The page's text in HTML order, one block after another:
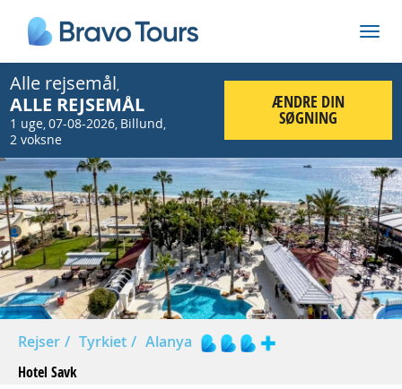
Alle rejsemål,
ALLE REJSEMÅL
1 uge,07-08-2026, Billund,
2 voksne
ÆNDRE DIN
SØGNING
Prev
Rejser Tyrkiet
Alanya
Hotel Savk